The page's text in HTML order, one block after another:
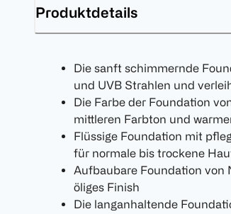
Produktdetails
Die sanft schimmernde
und UVB Strahlen und
Die Farbe der Foundation
mittleren Farbton und
Flüssige Foundation mit
für normale bis trockene
Aufbaubare Foundation von
öliges Finish
Die langanhaltende